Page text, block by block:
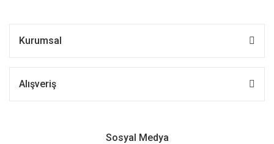
Kurumsal
Alışveriş
Sosyal Medya